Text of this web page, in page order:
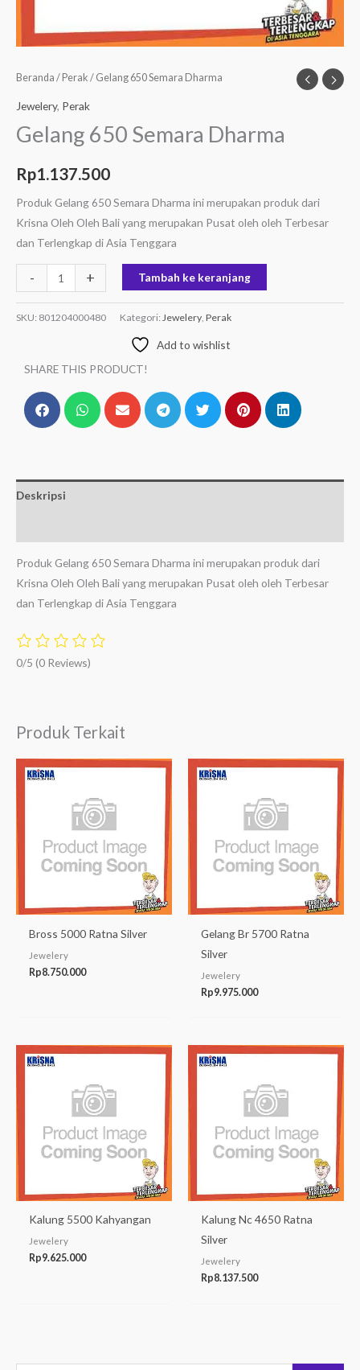
Beranda / Perak / Gelang 650 Semara Dharma
Jewelery, Perak
Gelang 650 Semara Dharma
Rp1.137.500
Produk Gelang 650 Semara Dharma ini merupakan produk dari
Krisna Oleh Oleh Bali yang merupakan Pusat oleh oleh Terbesar
dan Terlengkap di Asia Tenggara
- + Tambah ke keranjang
SKU: 801204000480 Kategori: Jewelery Perak
Add to wishlist
SHARE THIS PRODUCT!
Deskripsi
Produk Gelang 650 Semara Dharma ini merupakan produk dari
Krisna Oleh Oleh Bali yang merupakan Pusat oleh oleh Terbesar
dan Terlengkap di Asia Tenggara
0/5 (0 Reviews)
Produk Terkait
Bross 5000 Ratna Silver
Jewelery
Rp8.750.000
Gelang Br 5700 Ratna
Silver
Jewelery
Rp9.975.000
Kalung 5500 Kahyangan
Jewelery
Rp9.625.000
Kalung Nc 4650 Ratna
Silver
Jewelery
Rp8.137.500